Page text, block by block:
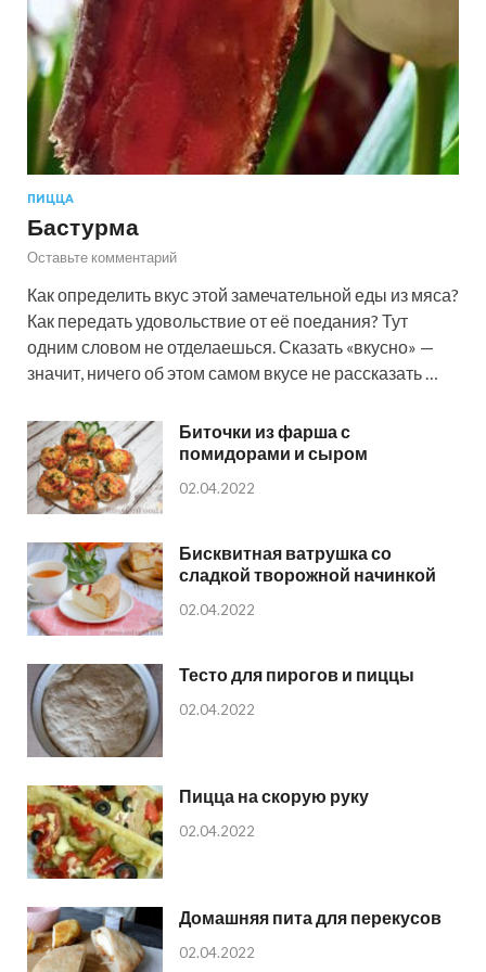
ПИЦЦА
Бастурма
Оставьте комментарий
Как определить вкус этой замечательной еды из мяса?
Как передать удовольствие от её поедания? Тут
одним словом не отделаешься. Сказать «вкусно» —
значит, ничего об этом самом вкусе не рассказать …
Биточки из фарша с
помидорами и сыром
02.04.2022
Бисквитная ватрушка со
сладкой творожной начинкой
02.04.2022
Тесто для пирогов и пиццы
02.04.2022
Пицца на скорую руку
02.04.2022
Домашняя пита для перекусов
02.04.2022